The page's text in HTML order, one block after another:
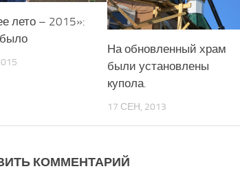
лето – 2015»:
было
На обновленный храм
были установлены
купола.
17 СЕН, 2013
КОММЕНТАРИЙ